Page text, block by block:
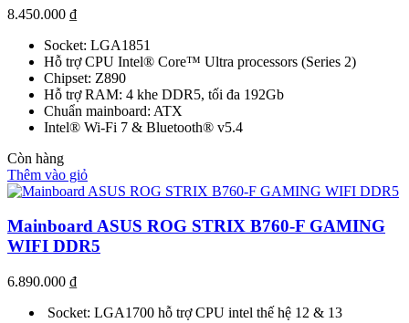
8.450.000 ₫
Socket: LGA1851
Hỗ trợ CPU Intel® Core™ Ultra processors (Series 2)
Chipset: Z890
Hỗ trợ RAM: 4 khe DDR5, tối đa 192Gb
Chuẩn mainboard: ATX
Intel® Wi-Fi 7 & Bluetooth® v5.4
Còn hàng
Thêm vào giỏ
Mainboard ASUS ROG STRIX B760-F GAMING
WIFI DDR5
6.890.000 ₫
Socket: LGA1700 hỗ trợ CPU intel thế hệ 12 & 13